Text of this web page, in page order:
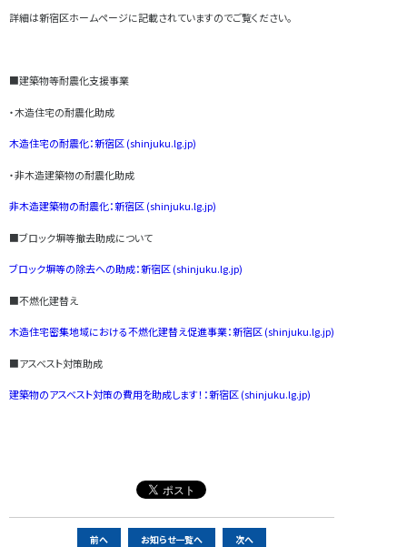
詳細は新宿区ホームページに記載されていますのでご覧ください。
■建築物等耐震化支援事業
・木造住宅の耐震化助成
木造住宅の耐震化：新宿区 (shinjuku.lg.jp)
・非木造建築物の耐震化助成
非木造建築物の耐震化：新宿区 (shinjuku.lg.jp)
■ブロック塀等撤去助成について
ブロック塀等の除去への助成：新宿区 (shinjuku.lg.jp)
■不燃化建替え
木造住宅密集地域における不燃化建替え促進事業：新宿区 (shinjuku.lg.jp)
■アスベスト対策助成
建築物のアスベスト対策の費用を助成します！：新宿区 (shinjuku.lg.jp)
前へ お知らせ一覧へ 次へ